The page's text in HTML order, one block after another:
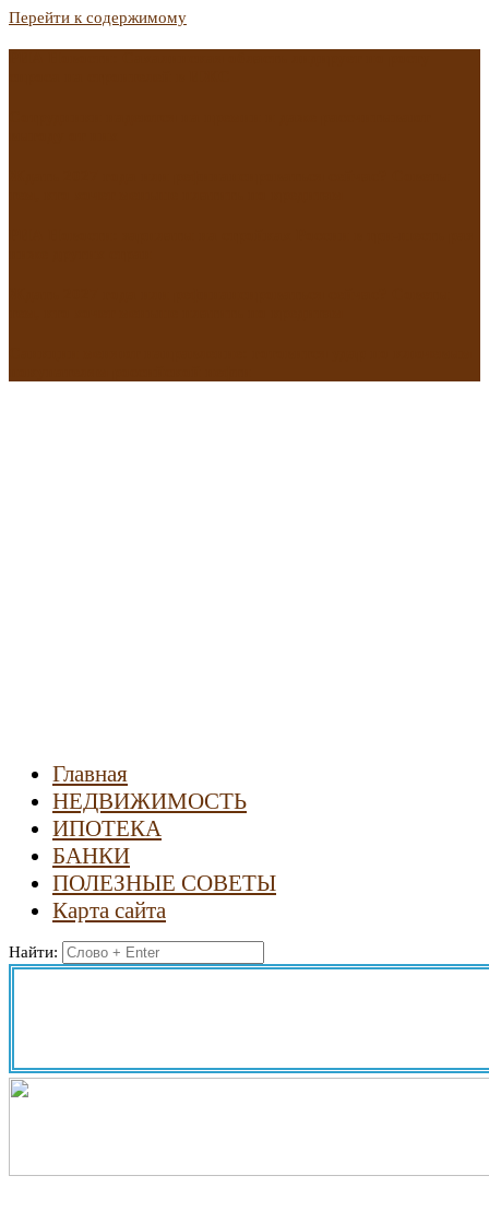
Перейти к содержимому
Главная
НЕДВИЖИМОСТЬ
ИПОТЕКА
БАНКИ
ПОЛЕЗНЫЕ СОВЕТЫ
Карта сайта
Найти: